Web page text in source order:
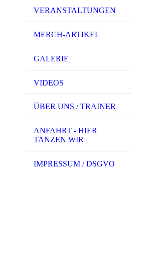
VERANSTALTUNGEN
MERCH-ARTIKEL
GALERIE
VIDEOS
ÜBER UNS / TRAINER
ANFAHRT - HIER
TANZEN WIR
IMPRESSUM / DSGVO